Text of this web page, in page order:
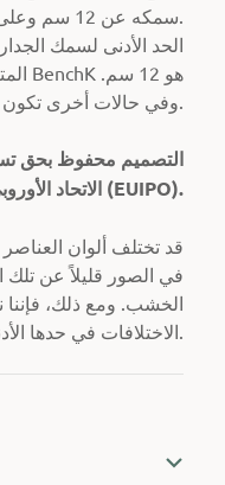
الحد الأدنى لسمك
التصميم محفوظ بحق
الاتحاد الأوروبي للملكية الفكرية (EUIPO).
قد تختلف ألوان العناصر
في الصور قليلاً عن
الخشب. ومع ذلك، فإننا